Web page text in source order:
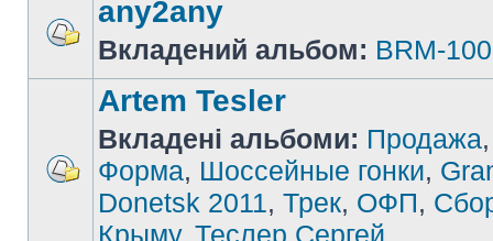
any2any
Вкладений альбом: BRM-
Artem Tesler
Вкладені альбоми: Продажа
Форма, Шоссейные гонки,
Donetsk 2011, Трек, ОФП,
Крыму, Теслер Сергей